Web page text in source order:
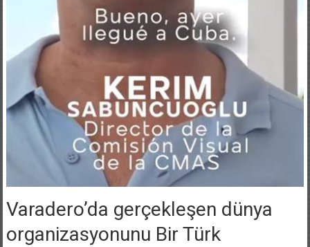
Varadero’da gerçekleşen dünya
organizasyonunu Bir Türk